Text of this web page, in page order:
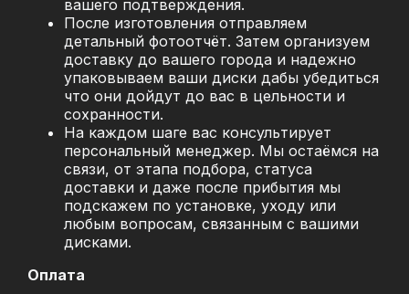
вашего подтверждения.
После изготовления отправляем
детальный фотоотчёт. Затем организуем
доставку до вашего города и надежно
упаковываем ваши диски дабы убедиться
что они дойдут до вас в цельности и
сохранности.
На каждом шаге вас консультирует
персональный менеджер. Мы остаёмся на
связи, от этапа подбора, статуса
доставки и даже после прибытия мы
подскажем по установке, уходу или
любым вопросам, связанным с вашими
дисками.
Оплата